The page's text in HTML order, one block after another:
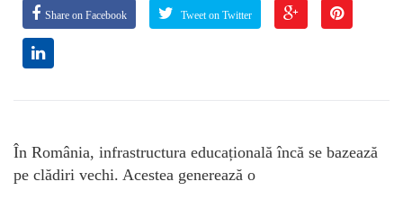
Share on Facebook Tweet on Twitter
În România, infrastructura educațională încă se bazează
pe clădiri vechi. Acestea generează o